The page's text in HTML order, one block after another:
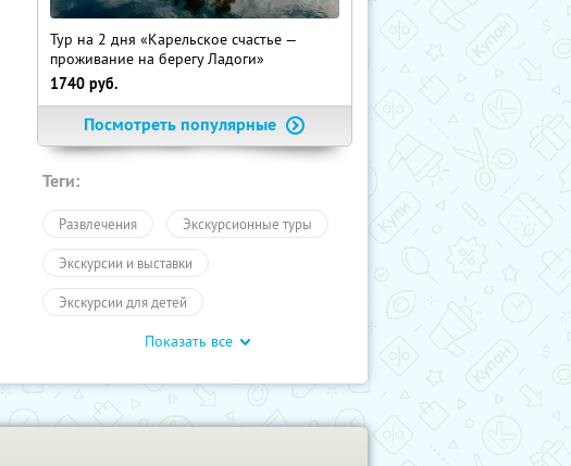
Тур на 2 дня «Карельское счастье —
проживание на берегу Ладоги»
1740 руб.
Посмотреть популярные
Теги:
Развлечения Экскурсионные туры
Экскурсии и выставки
Экскурсии для детей
Автобусные экскурсии
Пешие экскурсии Экскурсии
Туры Другие города России
Показать все